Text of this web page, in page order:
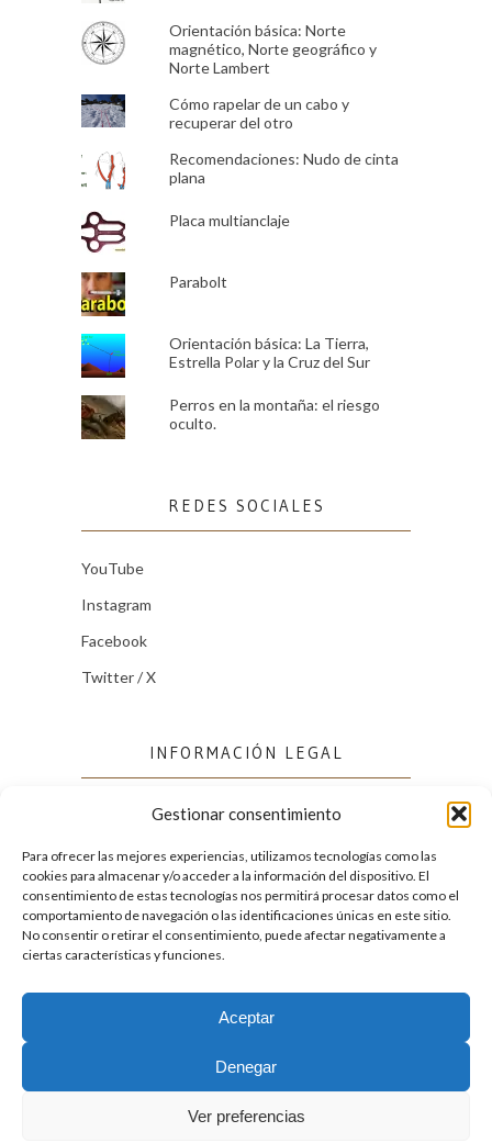
Gestionar consentimiento
Para ofrecer las mejores experiencias, utilizamos tecnologías como las
cookies para almacenar y/o acceder a la información del dispositivo. El
consentimiento de estas tecnologías nos permitirá procesar datos como el
comportamiento de navegación o las identificaciones únicas en este sitio.
No consentir o retirar el consentimiento, puede afectar negativamente a
ciertas características y funciones.
Aceptar
Denegar
Ver preferencias
Orientación básica: Norte
magnético, Norte geográfico y
Norte Lambert
Cómo rapelar de un cabo y
recuperar del otro
Recomendaciones: Nudo de cinta
plana
Placa multianclaje
Parabolt
Orientación básica: La Tierra,
Estrella Polar y la Cruz del Sur
Perros en la montaña: el riesgo
oculto.
REDES SOCIALES
YouTube
Instagram
Facebook
Twitter / X
INFORMACIÓN LEGAL
Política de cookies (UE)
Política de privacidad
FACEBOOK